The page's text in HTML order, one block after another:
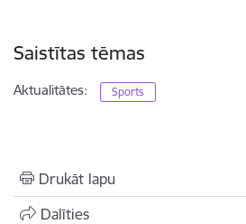
Saistītas tēmas
Aktualitātes: Sports
Drukāt lapu
Dalīties